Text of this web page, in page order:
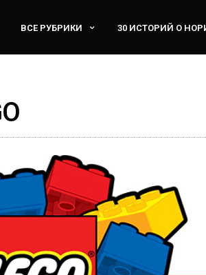
ВСЕ РУБРИКИ 30 ИСТОРИЙ О